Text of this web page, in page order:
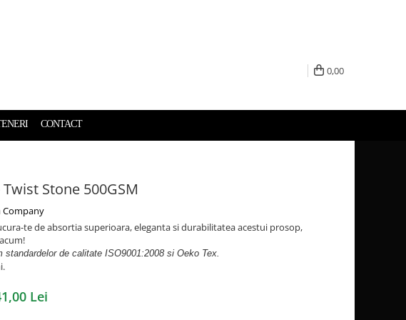
0,00
CONTACT
Stone 500GSM
Company
te de absortia superioara, eleganta si durabilitatea acestui prosop,
standardelor de calitate ISO9001:2008 si Oeko Tex.
Lei